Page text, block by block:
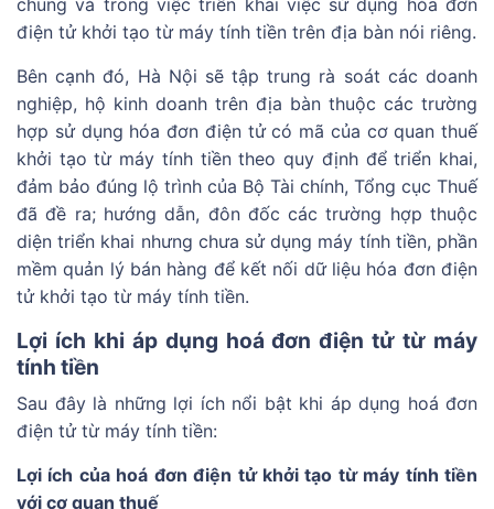
điện tử khởi tạo từ máy tính tiền trên địa bàn nói riêng.
Bên cạnh đó, Hà Nội sẽ tập trung rà soát các doanh
nghiệp, hộ kinh doanh trên địa bàn thuộc các trường
hợp sử dụng hóa đơn điện tử có mã của cơ quan thuế
khởi tạo từ máy tính tiền theo quy định để triển khai,
đảm bảo đúng lộ trình của Bộ Tài chính, Tổng cục Thuế
đã đề ra; hướng dẫn, đôn đốc các trường hợp thuộc
diện triển khai nhưng chưa sử dụng máy tính tiền, phần
mềm quản lý bán hàng để kết nối dữ liệu hóa đơn điện
tử khởi tạo từ máy tính tiền.
Lợi ích khi áp dụng hoá đơn điện tử từ máy
tính tiền
Sau đây là những lợi ích nổi bật khi áp dụng hoá đơn
điện tử từ máy tính tiền:
Lợi ích của hoá đơn điện tử khởi tạo từ máy tính tiền
với cơ quan thuế